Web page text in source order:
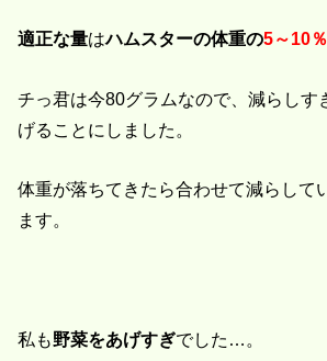
適正な量はハムスターの体重の5～10％
チっ君は今80グラムなので、減らしす
げることにしました。
体重が落ちてきたら合わせて減らして
ます。
私も野菜をあげすぎでした…。